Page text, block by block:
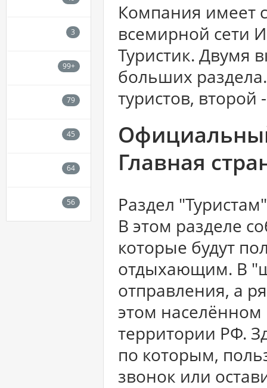
Компания имеет
всемирной сети
Туристик. Двумя
больших
туристов, второй
Главная
Раздел "Туристам"
В этом разделе
которые будут
отдыхающим. В
отправления, а
этом
территории РФ.
по которым,
звонок или